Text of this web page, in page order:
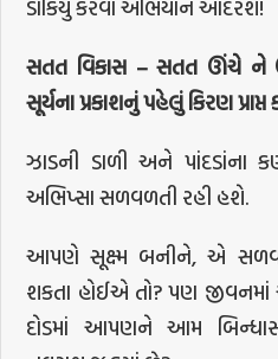
ડોકિયું કરવા અભિયાન આદરશે!
સતત વિકાસ–સતત ઊંચે ને
સૂર્યનાપ્રકાશનુંપહેલુંકિરણપ્રાપ્ત
ઝાડની ડાળી અને
અભિપ્સા સળવળતી રહી હશે.
આપણે સૂક્ષ્મ બનીને, એ
શકતા હોઈએ તો? પણ
દોડમાં આપણને આમ બિન્ધાસ્ત,